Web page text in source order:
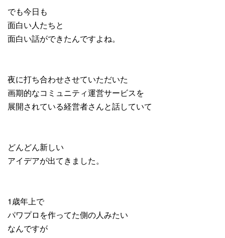
でも今日も
面白い人たちと
面白い話ができたんですよね。
夜に打ち合わせさせていただいた
画期的なコミュニティ運営サービスを
展開されている経営者さんと話していて
どんどん新しい
アイデアが出てきました。
1歳年上で
パワプロを作ってた側の人みたい
なんですが